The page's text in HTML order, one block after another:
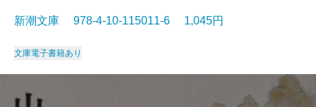
新潮文庫 978-4-10-115011-6 1,045円
文庫電子書籍あり